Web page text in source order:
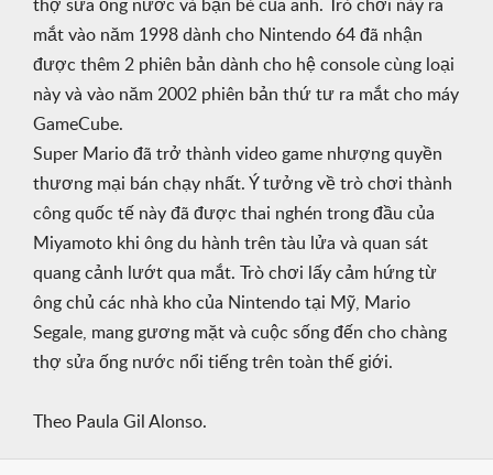
thợ sửa ống nước và bạn bè của anh. Trò chơi này ra
mắt vào năm 1998 dành cho Nintendo 64 đã nhận
được thêm 2 phiên bản dành cho hệ console cùng loại
này và vào năm 2002 phiên bản thứ tư ra mắt cho máy
GameCube.
Super Mario đã trở thành video game nhượng quyền
thương mại bán chạy nhất. Ý tưởng về trò chơi thành
công quốc tế này đã được thai nghén trong đầu của
Miyamoto khi ông du hành trên tàu lửa và quan sát
quang cảnh lướt qua mắt. Trò chơi lấy cảm hứng từ
ông chủ các nhà kho của Nintendo tại Mỹ, Mario
Segale, mang gương mặt và cuộc sống đến cho chàng
thợ sửa ống nước nổi tiếng trên toàn thế giới.
Theo Paula Gil Alonso.